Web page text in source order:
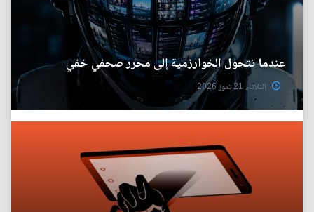
عندما تتحول الخوارزمية إلى محرر صحفي خفي
الثلاثاء 21 تموز 2026